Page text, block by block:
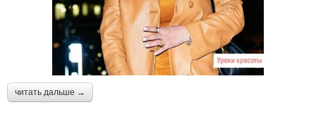
читать дальше →